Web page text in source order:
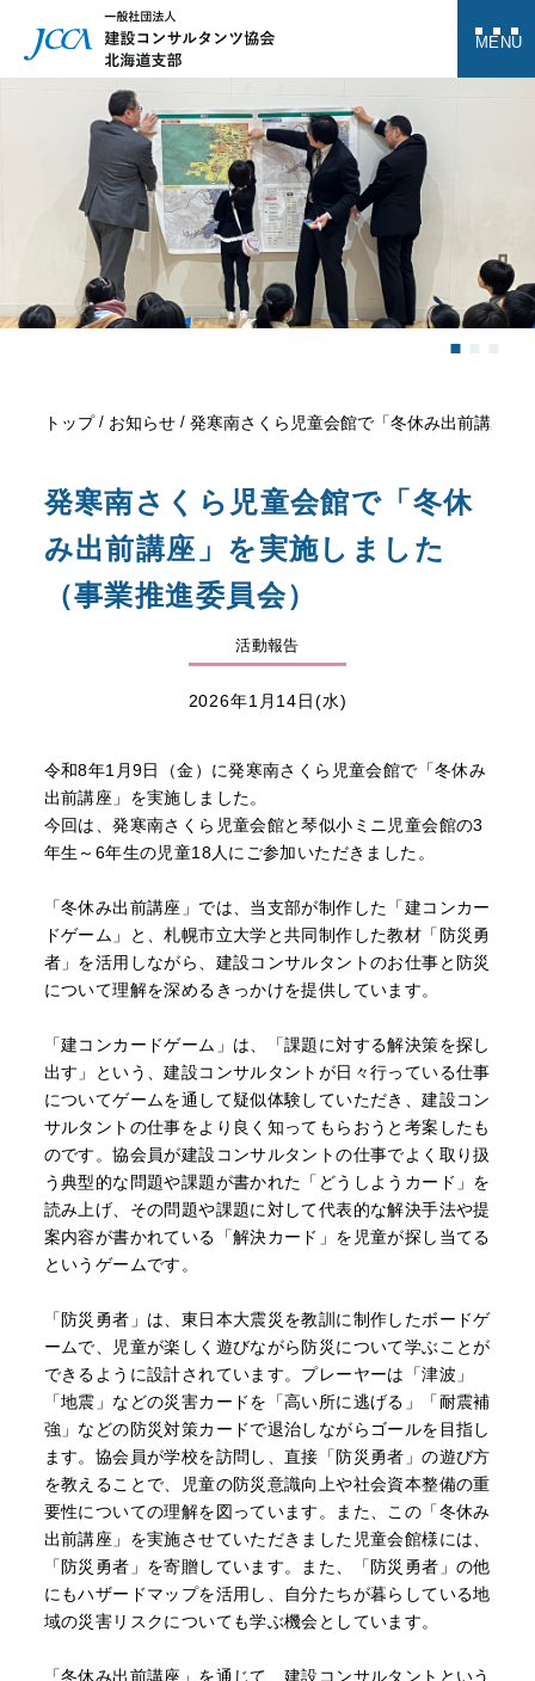
MENU
トップ お知らせ 発寒南さくら児童会館で「冬休み出前講座」
発寒南さくら児童会館で「冬休
み出前講座」を実施しました
（事業推進委員会）
活動報告
2026年1月14日(水)
令和8年1月9日（金）に発寒南さくら児童会館で「冬休み
出前講座」を実施しました。
今回は、発寒南さくら児童会館と琴似小ミニ児童会館の3
年生～6年生の児童18人にご参加いただきました。
「冬休み出前講座」では、当支部が制作した「建コンカー
ドゲーム」と、札幌市立大学と共同制作した教材「防災勇
者」を活用しながら、建設コンサルタントのお仕事と防災
について理解を深めるきっかけを提供しています。
「建コンカードゲーム」は、「課題に対する解決策を探し
出す」という、建設コンサルタントが日々行っている仕事
についてゲームを通して疑似体験していただき、建設コン
サルタントの仕事をより良く知ってもらおうと考案したも
のです。協会員が建設コンサルタントの仕事でよく取り扱
う典型的な問題や課題が書かれた「どうしようカード」を
読み上げ、その問題や課題に対して代表的な解決手法や提
案内容が書かれている「解決カード」を児童が探し当てる
というゲームです。
「防災勇者」は、東日本大震災を教訓に制作したボードゲ
ームで、児童が楽しく遊びながら防災について学ぶことが
できるように設計されています。プレーヤーは「津波」
「地震」などの災害カードを「高い所に逃げる」「耐震補
強」などの防災対策カードで退治しながらゴールを目指し
ます。協会員が学校を訪問し、直接「防災勇者」の遊び方
を教えることで、児童の防災意識向上や社会資本整備の重
要性についての理解を図っています。また、この「冬休み
出前講座」を実施させていただきました児童会館様には、
「防災勇者」を寄贈しています。また、「防災勇者」の他
にもハザードマップを活用し、自分たちが暮らしている地
域の災害リスクについても学ぶ機会としています。
「冬休み出前講座」を通じて、建設コンサルタントという